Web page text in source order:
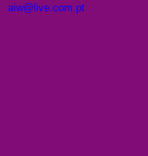
aiw@live.com.pt